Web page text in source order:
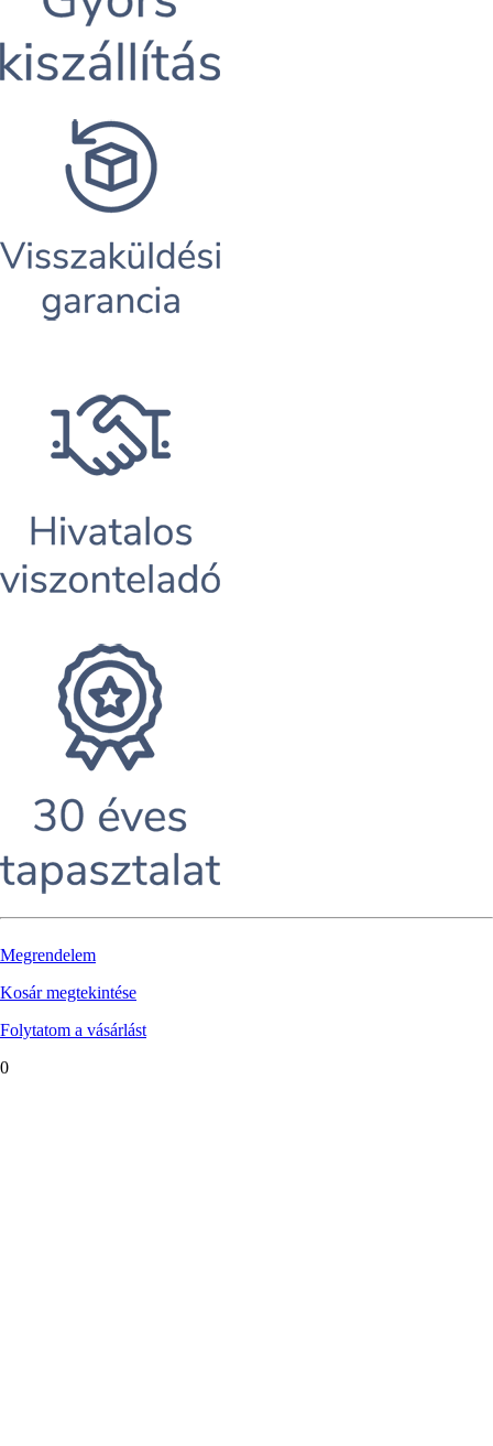
Megrendelem
Kosár megtekintése
Folytatom a vásárlást
0